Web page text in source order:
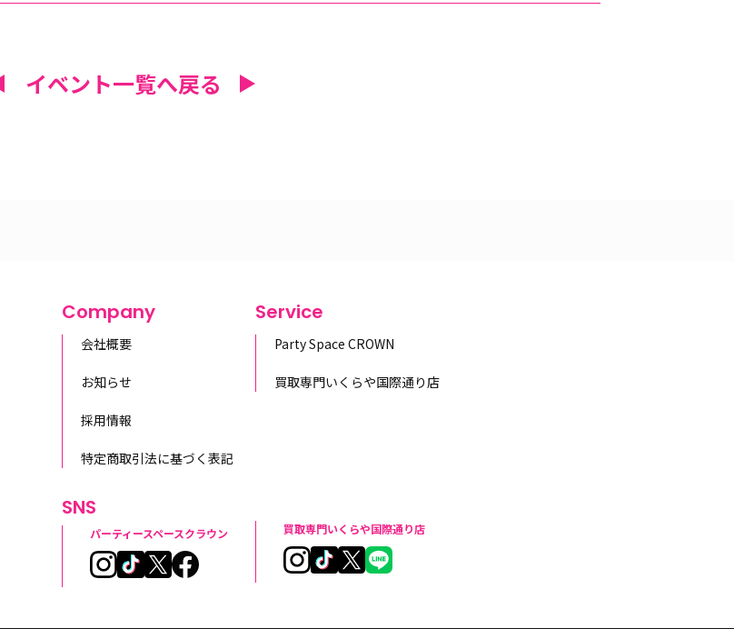
イベント一覧へ戻る
Company
会社概要
お知らせ
採用情報
特定商取引法に基づく表記
Service
Party Space CROWN
買取専門いくらや国際通り店
SNS
パーティースペースクラウン 買取専門いくらや国際通り店